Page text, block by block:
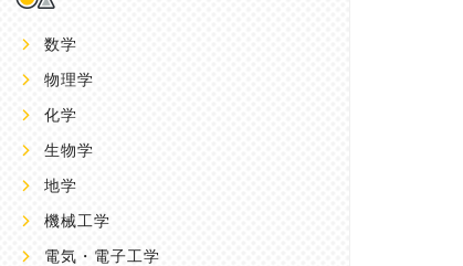
数学
物理学
化学
生物学
地学
機械工学
電気・電子工学